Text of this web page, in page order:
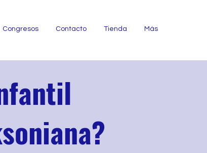
Congresos Contacto Tienda Más